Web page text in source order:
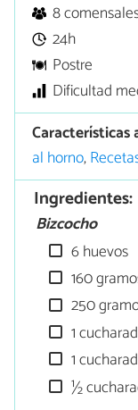
8
24h
Postre
Dificultad
Características
al horno,
Ingredientes:
Bizcocho
6 huevos
160
250
1
1
½